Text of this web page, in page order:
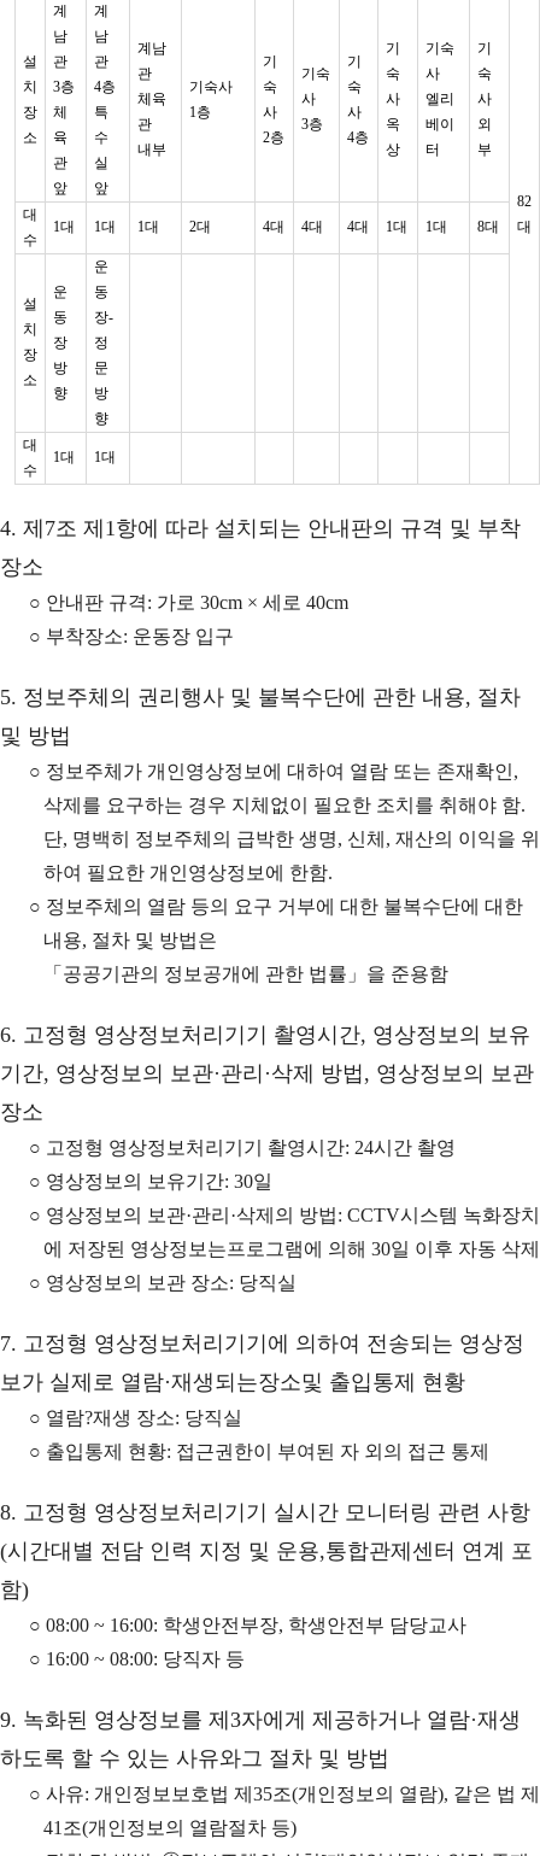
82
대
설
치
장
소
계
남
관
3층
체
육
관
앞
계
남
관
4층
특
수
실
앞
계남
관
체육
관
내부
기숙사
1층
기
숙
사
2층
기숙
사
3층
기
숙
사
4층
기
숙
사
옥
상
기숙
사
엘리
베이
터
기
숙
사
외
부
대
수
1대 1대 1대 2대 4대 4대 4대 1대 1대 8대
설
치
장
소
운
동
장
방
향
운
동
장-
정
문
방
향
대
수
1대 1대
4. 제7조 제1항에 따라 설치되는 안내판의 규격 및 부착
장소
○ 안내판 규격: 가로 30cm × 세로 40cm
○ 부착장소: 운동장 입구
5. 정보주체의 권리행사 및 불복수단에 관한 내용, 절차
및 방법
○ 정보주체가 개인영상정보에 대하여 열람 또는 존재확인,
삭제를 요구하는 경우 지체없이 필요한 조치를 취해야 함.
단, 명백히 정보주체의 급박한 생명, 신체, 재산의 이익을 위
하여 필요한 개인영상정보에 한함.
○ 정보주체의 열람 등의 요구 거부에 대한 불복수단에 대한
내용, 절차 및 방법은
「공공기관의 정보공개에 관한 법률」을 준용함
6. 고정형 영상정보처리기기 촬영시간, 영상정보의 보유
기간, 영상정보의 보관·관리·삭제 방법, 영상정보의 보관
장소
○ 고정형 영상정보처리기기 촬영시간: 24시간 촬영
○ 영상정보의 보유기간: 30일
○ 영상정보의 보관·관리·삭제의 방법: CCTV시스템 녹화장치
에 저장된 영상정보는프로그램에 의해 30일 이후 자동 삭제
○ 영상정보의 보관 장소: 당직실
7. 고정형 영상정보처리기기에 의하여 전송되는 영상정
보가 실제로 열람·재생되는장소및 출입통제 현황
○ 열람?재생 장소: 당직실
○ 출입통제 현황: 접근권한이 부여된 자 외의 접근 통제
8. 고정형 영상정보처리기기 실시간 모니터링 관련 사항
(시간대별 전담 인력 지정 및 운용,통합관제센터 연계 포
함)
○ 08:00 ~ 16:00: 학생안전부장, 학생안전부 담당교사
○ 16:00 ~ 08:00: 당직자 등
9. 녹화된 영상정보를 제3자에게 제공하거나 열람·재생
하도록 할 수 있는 사유와그 절차 및 방법
○ 사유: 개인정보보호법 제35조(개인정보의 열람), 같은 법 제
41조(개인정보의 열람절차 등)